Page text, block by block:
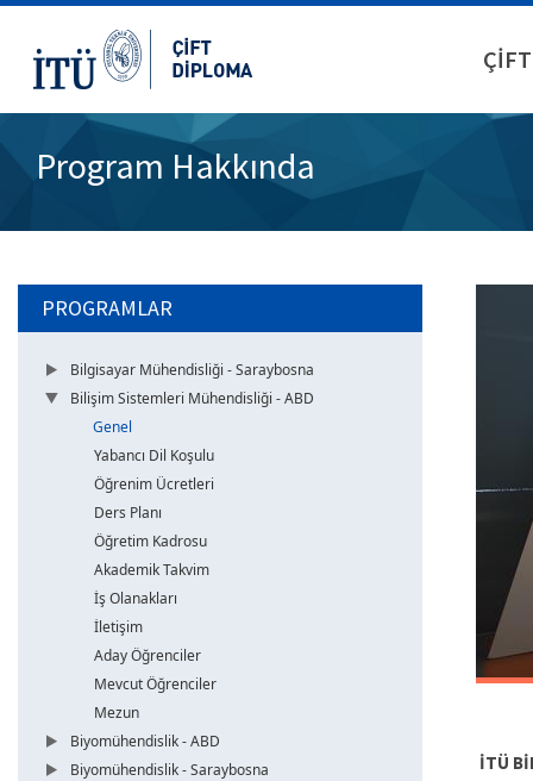
Program Hakkında
PROGRAMLAR
Bilgisayar Mühendisliği - Saraybosna
Bilişim Sistemleri Mühendisliği - ABD
Genel
Yabancı Dil Koşulu
Öğrenim Ücretleri
Ders Planı
Öğretim Kadrosu
Akademik Takvim
İş Olanakları
İletişim
Aday Öğrenciler
Mevcut Öğrenciler
Mezun
Biyomühendislik - ABD
Biyomühendislik - Saraybosna
İTÜ